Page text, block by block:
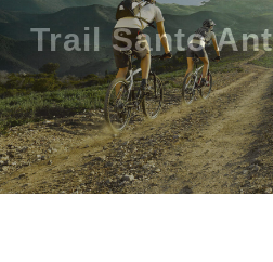
Trail Santo